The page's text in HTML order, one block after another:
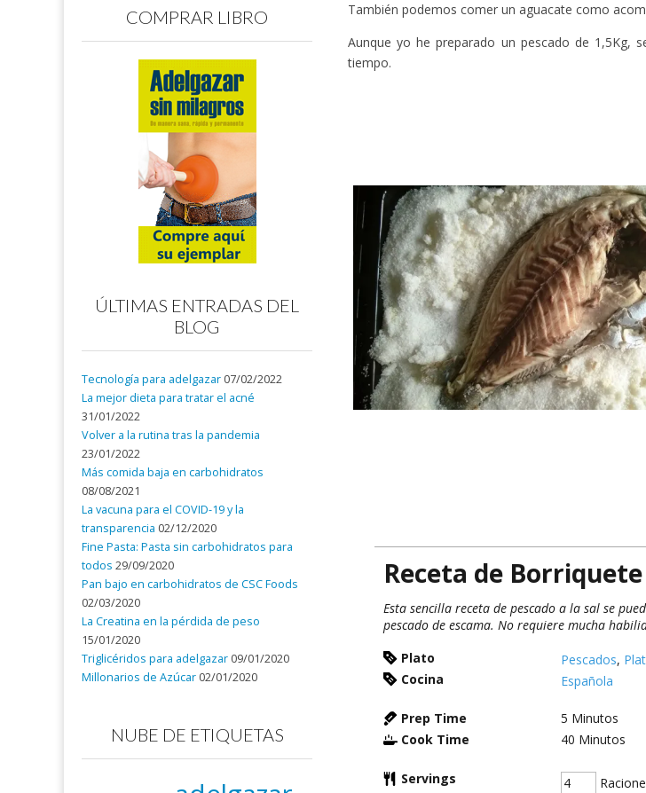
También podemos comer un aguacate como
Aunque yo he preparado un pescado de 1,5Kg,
tiempo.
Receta de Borriquete
Esta sencilla receta de pescado a la sal se
pescado de escama. No requiere mucha
Plato
Pescados,
Cocina
Española
Prep Time 5 Minutos
Cook Time
40 Minutos
Servings
COMPRAR LIBRO
ÚLTIMAS ENTRADAS DEL
BLOG
Tecnología para adelgazar 07/02/2022
La mejor dieta para tratar el acné
31/01/2022
Volver a la rutina tras la pandemia
23/01/2022
Más comida baja en carbohidratos
08/08/2021
La vacuna para el COVID-19 y la
transparencia 02/12/2020
Fine Pasta: Pasta sin carbohidratos para
todos 29/09/2020
Pan bajo en carbohidratos de CSC Foods
02/03/2020
La Creatina en la pérdida de peso
15/01/2020
Triglicéridos para adelgazar 09/01/2020
Millonarios de Azúcar 02/01/2020
NUBE DE ETIQUETAS